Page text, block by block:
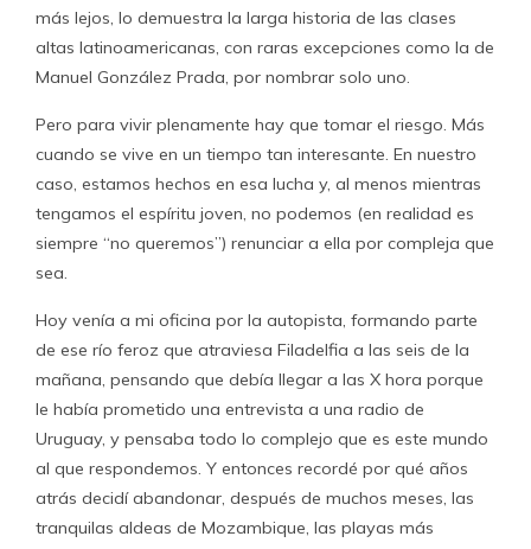
más lejos, lo demuestra la larga historia de las clases
altas latinoamericanas, con raras excepciones como la de
Manuel González Prada, por nombrar solo uno.
Pero para vivir plenamente hay que tomar el riesgo. Más
cuando se vive en un tiempo tan interesante. En nuestro
caso, estamos hechos en esa lucha y, al menos mientras
tengamos el espíritu joven, no podemos (en realidad es
siempre “no queremos”) renunciar a ella por compleja que
sea.
Hoy venía a mi oficina por la autopista, formando parte
de ese río feroz que atraviesa Filadelfia a las seis de la
mañana, pensando que debía llegar a las X hora porque
le había prometido una entrevista a una radio de
Uruguay, y pensaba todo lo complejo que es este mundo
al que respondemos. Y entonces recordé por qué años
atrás decidí abandonar, después de muchos meses, las
tranquilas aldeas de Mozambique, las playas más